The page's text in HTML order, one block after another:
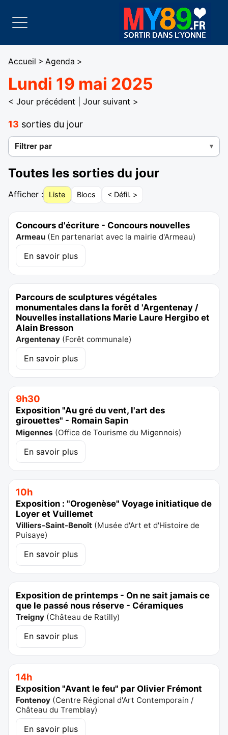
Accueil > Agenda >
Lundi 19 mai 2025
< Jour précédent Jour suivant >
13 sorties du jour
Filtrer par
Toutes les sorties du jour
Afficher : Liste Blocs < Défil. >
Concours d'écriture - Concours nouvelles
Armeau (En partenariat avec la mairie d'Armeau)
En savoir plus
Parcours de sculptures végétales
monumentales dans la forêt d 'Argentenay /
Nouvelles installations Marie Laure Hergibo et
Alain Bresson
Argentenay (Forêt communale)
En savoir plus
9h30
Exposition "Au gré du vent, l'art des
girouettes" - Romain Sapin
Migennes (Office de Tourisme du Migennois)
En savoir plus
10h
Exposition : "Orogenèse" Voyage initiatique de
Loyer et Vuillemet
Villiers-Saint-Benoît (Musée d'Art et d'Histoire de
Puisaye)
En savoir plus
Exposition de printemps - On ne sait jamais ce
que le passé nous réserve - Céramiques
Treigny (Château de Ratilly)
En savoir plus
14h
Exposition "Avant le feu" par Olivier Frémont
Fontenoy (Centre Régional d'Art Contemporain /
Château du Tremblay)
En savoir plus